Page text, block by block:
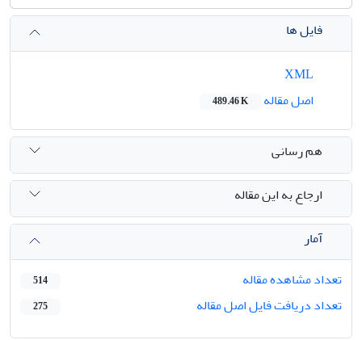
فایل ها
اصل مقاله
489.46 K
هم رسانی
ارجاع به این مقاله
آمار
تعداد مشاهده مقاله
514
تعداد دریافت فایل اصل مقاله 275